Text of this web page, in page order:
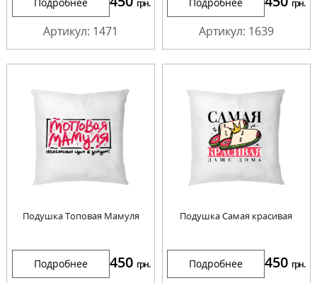
грн.
Артикул: 1471
грн.
Артикул: 1639
Подушка Топовая Мамуля
Подробнее 450 грн.
Подушка Самая красивая
Подробнее 450 грн.